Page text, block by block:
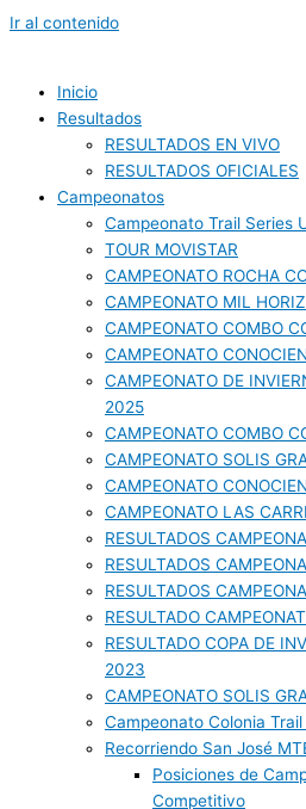
Ir al contenido
Inicio
Resultados
RESULTADOS EN VIVO
RESULTADOS OFICIALES
Campeonatos
Campeonato Trail Series
TOUR MOVISTAR
CAMPEONATO ROCHA
CAMPEONATO MIL
CAMPEONATO COMBO
CAMPEONATO
CAMPEONATO DE
2025
CAMPEONATO COMBO
CAMPEONATO SOLIS
CAMPEONATO
CAMPEONATO LAS
RESULTADOS
RESULTADOS
RESULTADOS
RESULTADO
RESULTADO COPA DE
2023
CAMPEONATO SOLIS
Campeonato Colonia Trail
Recorriendo San José
Posiciones de
Competitivo